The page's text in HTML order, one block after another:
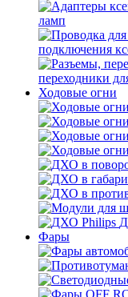
ламп
подключения
переходники
Ходовые огни
Фары